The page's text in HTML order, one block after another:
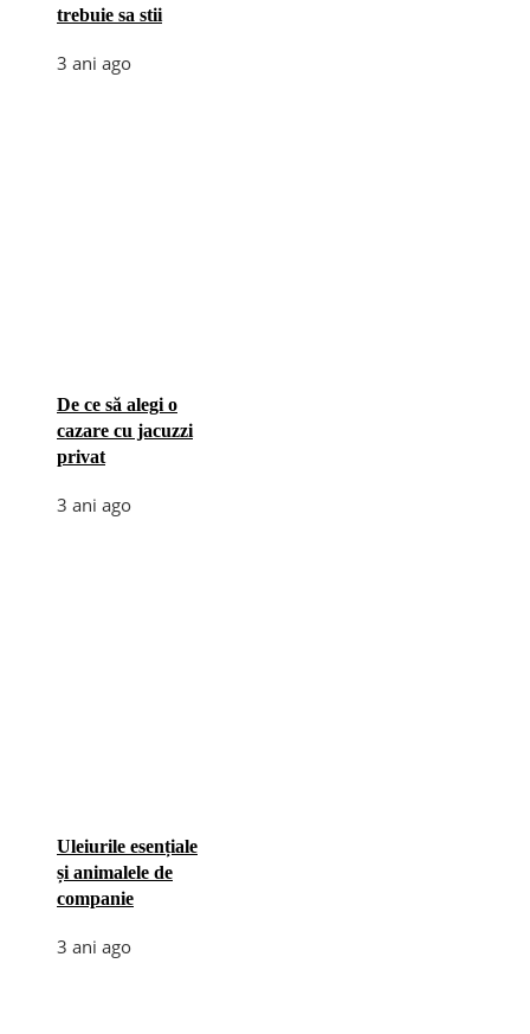
trebuie sa stii
3 ani ago
De ce să alegi o
cazare cu jacuzzi
privat
3 ani ago
Uleiurile esențiale
și animalele de
companie
3 ani ago